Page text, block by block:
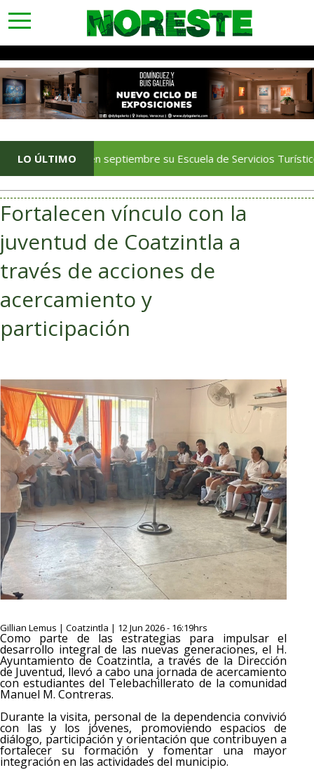
toggle
navigation
LO ÚLTIMO
en septiembre su Escuela de Servicios Turísticos: Rocío
Fortalecen vínculo con la
juventud de Coatzintla a
través de acciones de
acercamiento y
participación
Gillian Lemus | Coatzintla | 12 Jun 2026 - 16:19hrs
Como parte de las estrategias para impulsar el
desarrollo integral de las nuevas generaciones, el H.
Ayuntamiento de Coatzintla, a través de la Dirección
de Juventud, llevó a cabo una jornada de acercamiento
con estudiantes del Telebachillerato de la comunidad
Manuel M. Contreras.
Durante la visita, personal de la dependencia convivió
con las y los jóvenes, promoviendo espacios de
diálogo, participación y orientación que contribuyen a
fortalecer su formación y fomentar una mayor
integración en las actividades del municipio.